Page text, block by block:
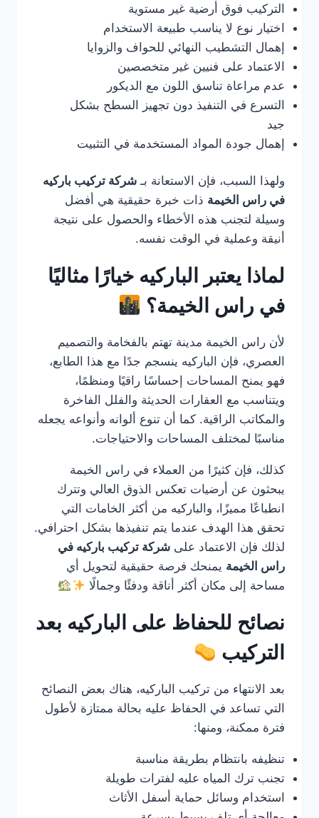
التركيب فوق أرضية غير مستوية
اختيار نوع لا يناسب طبيعة الاستخدام
إهمال التشطيب النهائي للحواف والزوايا
الاعتماد على فنيين غير متخصصين
عدم مراعاة تناسق اللون مع الديكور
التسرع في التنفيذ دون تجهيز السطح بشكل
جيد
إهمال جودة المواد المستخدمة في التثبيت
ولهذا السبب، فإن الاستعانة بـ شركة تركيب باركيه
في راس الخيمة ذات خبرة حقيقية هي أفضل
وسيلة لتجنب هذه الأخطاء والحصول على نتيجة
أنيقة وعملية في الوقت نفسه.
لماذا يعتبر الباركيه خيارًا مثاليًا
في راس الخيمة؟
لأن راس الخيمة مدينة تهتم بالفخامة والتصميم
العصري، فإن الباركيه ينسجم جدًا مع هذا الطابع،
فهو يمنح المساحات إحساسًا راقيًا ومنظمًا،
ويتناسب مع العقارات الحديثة والفلل الفاخرة
والمكاتب الراقية. كما أن تنوع ألوانه وأنواعه يجعله
مناسبًا لمختلف المساحات والاحتياجات.
كذلك، فإن كثيرًا من العملاء في راس الخيمة
يبحثون عن أرضيات تعكس الذوق العالي وتترك
انطباعًا مميزًا، والباركيه من أكثر الخامات التي
تحقق هذا الهدف عندما يتم تنفيذها بشكل احترافي.
لذلك فإن الاعتماد على شركة تركيب باركيه في
راس الخيمة يمنحك فرصة حقيقية لتحويل أي
مساحة إلى مكان أكثر أناقة ودفئًا وجمالًا
نصائح للحفاظ على الباركيه بعد
التركيب
بعد الانتهاء من تركيب الباركيه، هناك بعض النصائح
التي تساعد في الحفاظ عليه بحالة ممتازة لأطول
فترة ممكنة، ومنها:
تنظيفه بانتظام بطريقة مناسبة
تجنب ترك المياه عليه لفترات طويلة
استخدام وسائل حماية أسفل الأثاث